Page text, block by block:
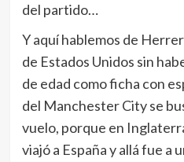
del partido…
Y aquí hablemos de
de Estados Unidos sin
de edad como ficha con
del Manchester City se
vuelo, porque en
viajó a España y allá fue a